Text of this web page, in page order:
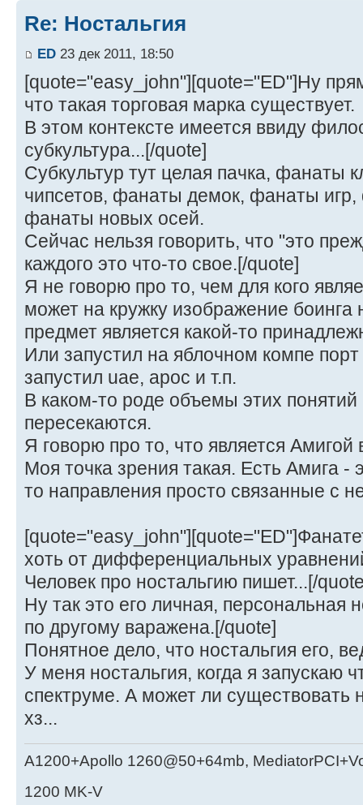
Re: Ностальгия
ED 23 дек 2011, 18:50
[quote="easy_john"][quote="ED"]Ну
что такая торговая марка существует.
В этом контексте имеется ввиду
субкультура...[/quote]
Субкультур тут целая пачка, фанаты
чипсетов, фанаты демок, фанаты
фанаты новых осей.
Сейчас нельзя говорить, что "это
каждого это что-то свое.[/quote]
Я не говорю про то, чем для кого
может на кружку изображение боинга
предмет является какой-то
Или запустил на яблочном компе
запустил uae, арос и т.п.
В каком-то роде объемы этих
пересекаются.
Я говорю про то, что является Амигой
Моя точка зрения такая. Есть Амига -
то направления просто связанные с
хоть от дифференциальных
Человек про ностальгию пишет...[/
Ну так это его личная, персональная
по другому варажена.[/quote]
Понятное дело, что ностальгия его,
У меня ностальгия, когда я запускаю
спектруме. А может ли существовать
хз...
A1200+Apollo 1260@50+64mb,
1200 MK-V